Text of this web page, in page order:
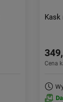
Kask
Cena